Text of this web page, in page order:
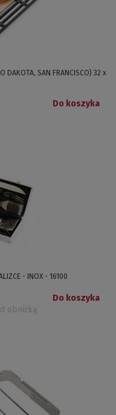
DAKOTA, SAN FRANCISCO) 32 x
Do koszyka
- INOX - 16100
obniżką
Do koszyka